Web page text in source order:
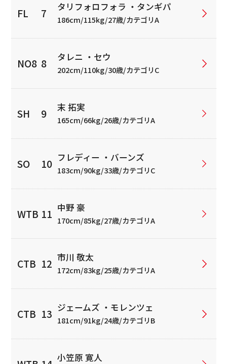
タリフォロフォラ ・タンギパ
186cm/115kg/27歳/カテゴリA
タレニ ・セウ
202cm/110kg/30歳/カテゴリC
末 拓実
165cm/66kg/26歳/カテゴリA
フレディー ・バーンズ
183cm/90kg/33歳/カテゴリC
中野 豪
170cm/85kg/27歳/カテゴリA
市川 敬太
172cm/83kg/25歳/カテゴリA
ジェームズ ・モレンツェ
181cm/91kg/24歳/カテゴリB
小笠原 寛人